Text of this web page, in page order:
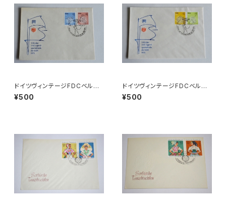
ドイツヴィンテージFDCベルリ
ンa
¥500
ドイツヴィンテージFDCベルリ
ンb
¥500